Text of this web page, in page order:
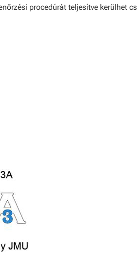
procedúrát teljesítve kerülhet